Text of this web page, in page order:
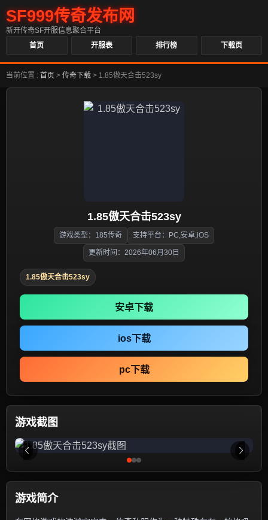
SF999传奇发布网
新开传奇SF开服信息聚合平台
首页
开服表 排行榜 下载页
当前位置 : 首页 > 传奇下载 > 1.85傲天合击523sy
1.85傲天合击523sy
游戏类型：185传奇 支持平台：PC,安卓,iOS
更新时间：2026年06月30日
1.85傲天合击523sy
安卓下载
ios下载
pc下载
游戏截图
游戏简介